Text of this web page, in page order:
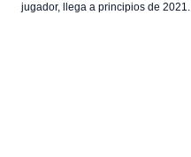
jugador, llega a principios de 2021.